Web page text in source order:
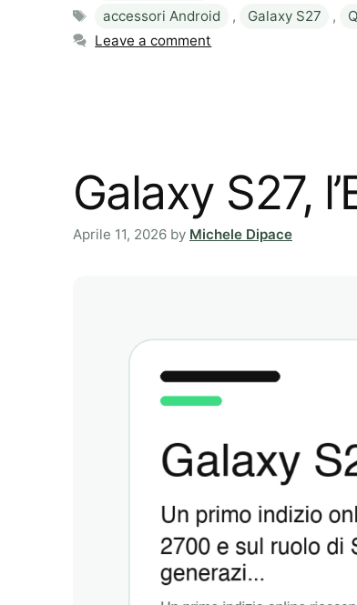
Tags
accessori Android , Galaxy S27 ,
Leave a comment
Galaxy S27,
Aprile 11, 2026 by Michele Dipace